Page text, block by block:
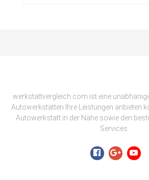
werkstattvergleich.com ist eine
Autowerkstätten Ihre Leistungen anbieten
Autowerkstatt in der Nähe sowie den
Services.